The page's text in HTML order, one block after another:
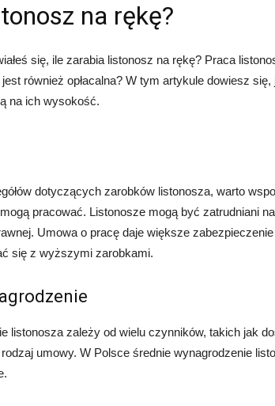
na rękę?
się, ile zarabia listonosz na rękę? Praca
również opłacalna? W tym artykule dowiesz
na ich wysokość.
dotyczących zarobków listonosza, warto
pracować. Listonosze mogą być zatrudniani
Umowa o pracę daje większe
się z wyższymi zarobkami.
listonosza zależy od wielu czynników, takich jak
umowy. W Polsce średnie wynagrodzenie